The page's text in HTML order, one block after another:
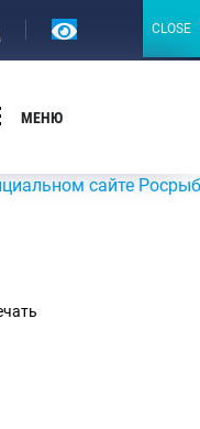
Версия
МЕНЮ
сайте
CLOSE
CLOSE